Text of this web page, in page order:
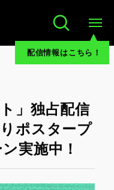
配信情報はこちら！
」独占配信
ポスタープ
実施中！